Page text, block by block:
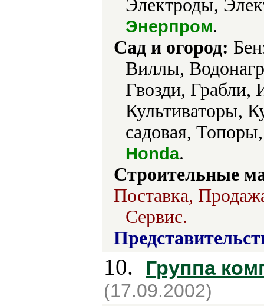
Электроды,
Энерпром.
Сад и огород:
Виллы,
Гвозди, Грабли,
Культиваторы,
садовая,
Honda.
Строительные
Поставка,
Сервис.
10. Группа
(17.09.2002)